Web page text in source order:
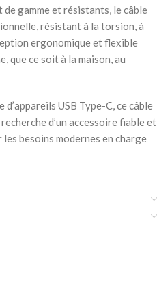
gamme et résistants, le câble
résistant à la torsion, à
ergonomique et flexible
ce soit à la maison, au
USB Type-C, ce câble
d’un accessoire fiable et
besoins modernes en charge